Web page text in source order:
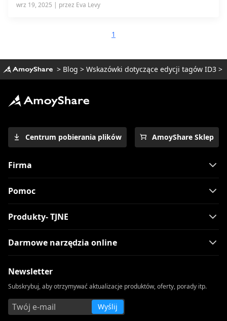
wrz 19, 2025 | przez Eva Levy
1
> Blog > Wskazówki dotyczące edycji tagów ID3>
Centrum pobierania plików AmoyShare Sklep
Firma
Pomoc
Produkty- TJNE
Darmowe narzędzia online
Newsletter
Subskrybuj, aby otrzymywać aktualizacje produktów, oferty, porady itp.
Wyślij